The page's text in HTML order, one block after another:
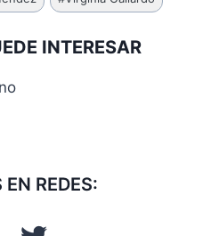
INTERESAR
REDES: